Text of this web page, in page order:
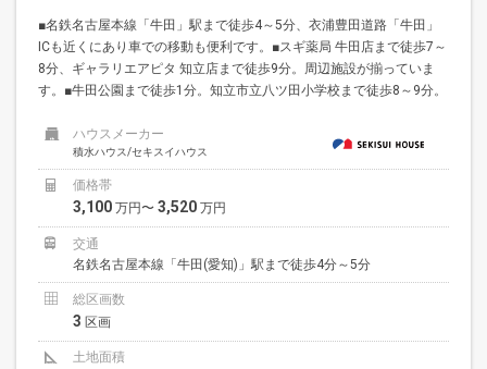
■名鉄名古屋本線「牛田」駅まで徒歩4～5分、衣浦豊田道路「牛田」
ICも近くにあり車での移動も便利です。■スギ薬局 牛田店まで徒歩7～
8分、ギャラリエアピタ 知立店まで徒歩9分。周辺施設が揃っていま
す。■牛田公園まで徒歩1分。知立市立八ツ田小学校まで徒歩8～9分。
ハウスメーカー
積水ハウス/セキスイハウス
価格帯
3,100 万円〜 3,520 万円
交通
名鉄名古屋本線「牛田(愛知)」駅まで徒歩4分～5分
総区画数
3 区画
土地面積